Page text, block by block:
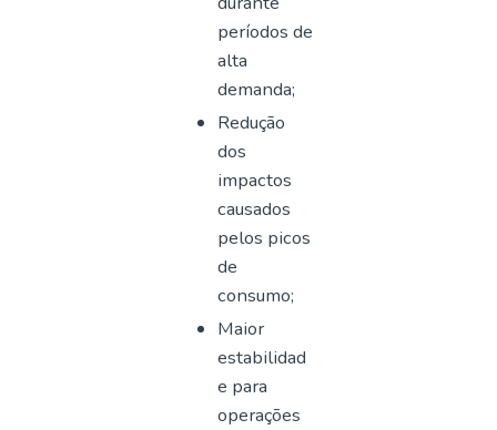
períodos de
alta
demanda;
Redução
dos
impactos
causados
pelos picos
de
consumo;
Maior
estabilidad
e para
operações